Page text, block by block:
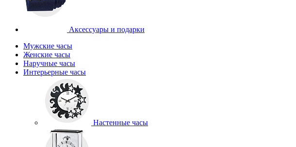
Аксессуары и подарки
Мужские часы
Женские часы
Наручные часы
Интерьерные часы
Настенные часы